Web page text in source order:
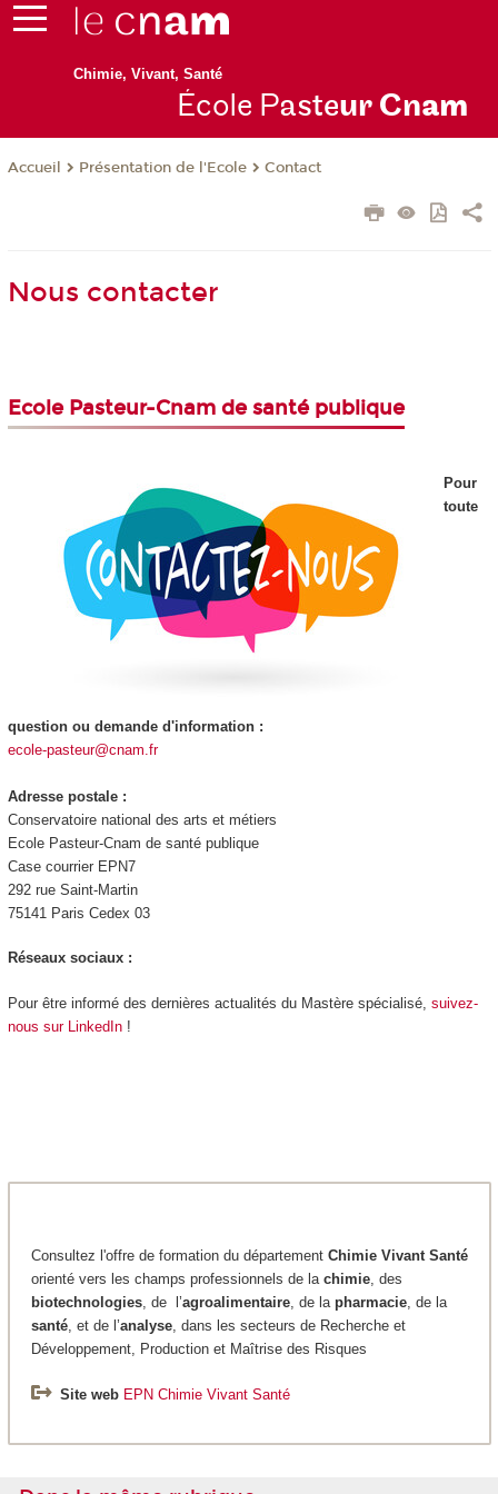
Chimie, Vivant, Santé
École Pasteur Cnam
Accueil Présentation de l'Ecole Contact
Nous contacter
Ecole Pasteur-Cnam de santé publique
Pour
toute
question ou demande d'information :
ecole-pasteur@cnam.fr
Adresse postale :
Conservatoire national des arts et métiers
Ecole Pasteur-Cnam de santé publique
Case courrier EPN7
292 rue Saint-Martin
75141 Paris Cedex 03
Réseaux sociaux :
Pour être informé des dernières actualités du Mastère spécialisé, suivez-
nous sur LinkedIn!
Consultez l'offre de formation du départementChimie Vivant Santé
orienté vers les champs professionnels de la chimie, des
biotechnologies, de l’agroalimentaire, de la pharmacie, de la
santé, et de l’analyse, dans les secteurs de Recherche et
Développement, Production et Maîtrise des Risques
Site web EPN Chimie Vivant Santé